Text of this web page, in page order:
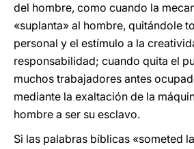
del hombre, como cuando la
«suplanta» al hombre, quitándole
personal y el estímulo a la
responsabilidad; cuando quita el
muchos trabajadores antes
mediante la exaltación de la
hombre a ser su esclavo.
Si las palabras bíblicas «someted